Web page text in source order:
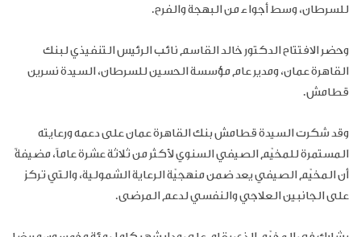
للسرطان، وسط أجواء من البهجة والفرح.
وحضر الافتتاح الدكتور خالد القاسم نائب الرئيس التنفيذي لبنك
القاهرة عمان، ومدير عام مؤسسة الحسين للسرطان، السيدة نسرين
قطامش.
وقد شكرت السيدة قطامش بنك القاهرة عمان على دعمه ورعايته
المستمرة للمخيّم الصيفي السنويلأكثر من ثلاثة عشرة عاماً، مضيفةً
أن المخيّم الصيفي يعد ضمن منهجيّة الرعاية الشمولية، والتي تركز
على الجانبين العلاجي والنفسي لدعم المرضى.